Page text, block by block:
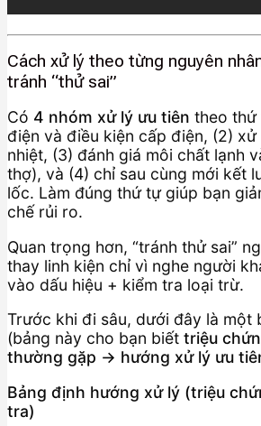
Cách xử lý theo từng nguyên
tránh “thử sai”
Có 4 nhóm xử lý ưu tiên theo thứ
điện và điều kiện cấp điện, (2)
nhiệt, (3) đánh giá môi chất lạnh
thợ), và (4) chỉ sau cùng mới kết
lốc. Làm đúng thứ tự giúp bạn
chế rủi ro.
Quan trọng hơn, “tránh thử sai”
thay linh kiện chỉ vì nghe người
vào dấu hiệu + kiểm tra loại trừ.
Trước khi đi sâu, dưới đây là một
(bảng này cho bạn biết triệu
thường gặp → hướng xử lý ưu
Bảng định hướng xử lý (triệu
tra)